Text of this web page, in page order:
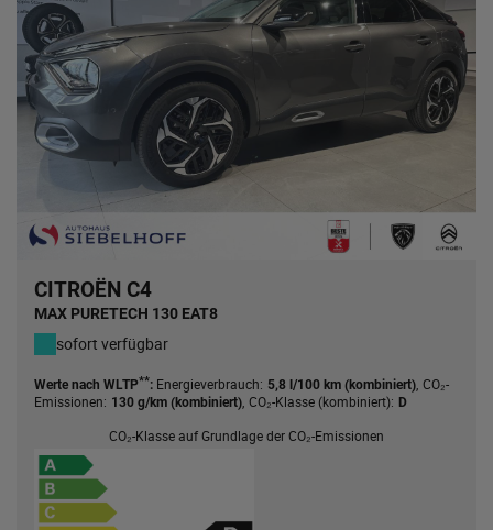
CITROËN C4
MAX PURETECH 130 EAT8
sofort verfügbar
Werte nach WLTP**: Energieverbrauch: 5,8 l/100 km (kombiniert) CO₂-
Emissionen: 130 g/km (kombiniert) CO₂-Klasse (kombiniert): D
CO₂-Klasse auf Grundlage der CO₂-Emissionen